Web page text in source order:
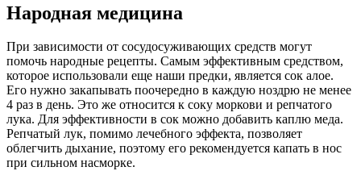
Народная медицина
При зависимости от сосудосуживающих средств могут
помочь народные рецепты. Самым эффективным средством,
которое использовали еще наши предки, является сок алое.
Его нужно закапывать поочередно в каждую ноздрю не менее
4 раз в день. Это же относится к соку моркови и репчатого
лука. Для эффективности в сок можно добавить каплю меда.
Репчатый лук, помимо лечебного эффекта, позволяет
облегчить дыхание, поэтому его рекомендуется капать в нос
при сильном насморке.